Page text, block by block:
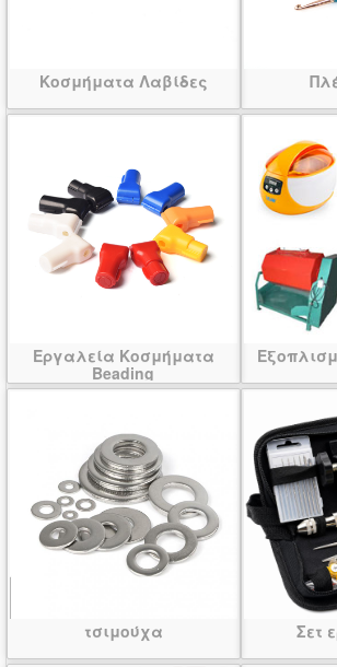
Κοσμήματα Λαβίδες
Εργαλεία Κοσμήματα
Beading
τσιμούχα Σετ